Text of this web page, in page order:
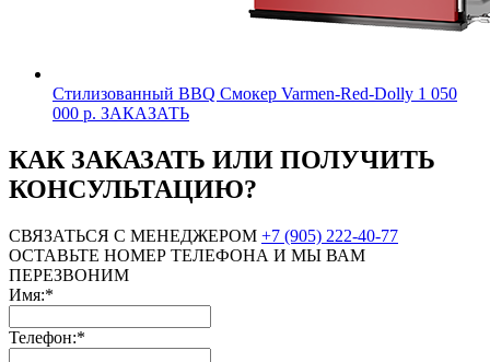
Стилизованный BBQ Смокер Varmen-Red-Dolly 1 050
000 р. ЗАКАЗАТЬ
КАК ЗАКАЗАТЬ ИЛИ ПОЛУЧИТЬ
КОНСУЛЬТАЦИЮ?
СВЯЗАТЬСЯ С МЕНЕДЖЕРОМ +7 (905) 222-40-77
ОСТАВЬТЕ НОМЕР ТЕЛЕФОНА И МЫ ВАМ
ПЕРЕЗВОНИМ
Имя:*
Телефон:*